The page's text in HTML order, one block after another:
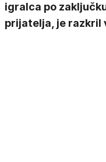
igralca po
prijatelja, je razkril